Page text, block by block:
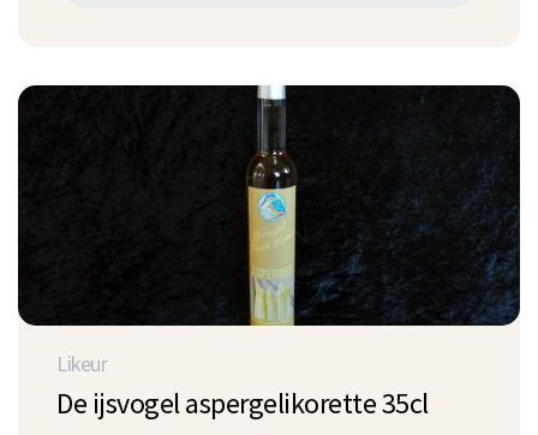
Likeur
De ijsvogel aspergelikorette 35cl